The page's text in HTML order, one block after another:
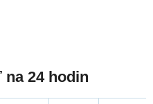
24 hodin